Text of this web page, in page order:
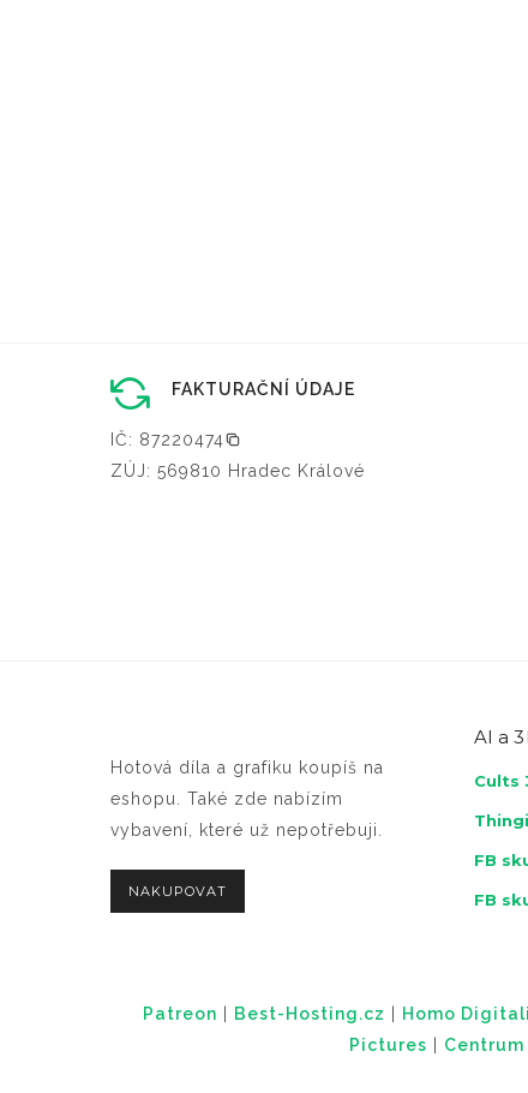
FAKTURAČNÍ ÚDAJE
IČ: 87220474
ZÚJ: 569810 Hradec Králové
Hotová díla a grafiku koupíš na
eshopu. Také zde nabízím
vybavení, které už nepotřebuji.
NAKUPOVAT
AI a
Cults
FB
FB
Patreon Best-Hosting.cz Homo
Pictures